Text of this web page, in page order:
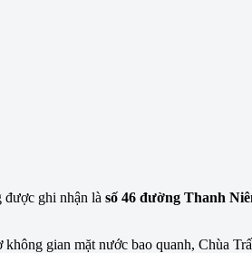
ghi nhận là số 46 đường Thanh
gian mặt nước bao quanh, Chùa